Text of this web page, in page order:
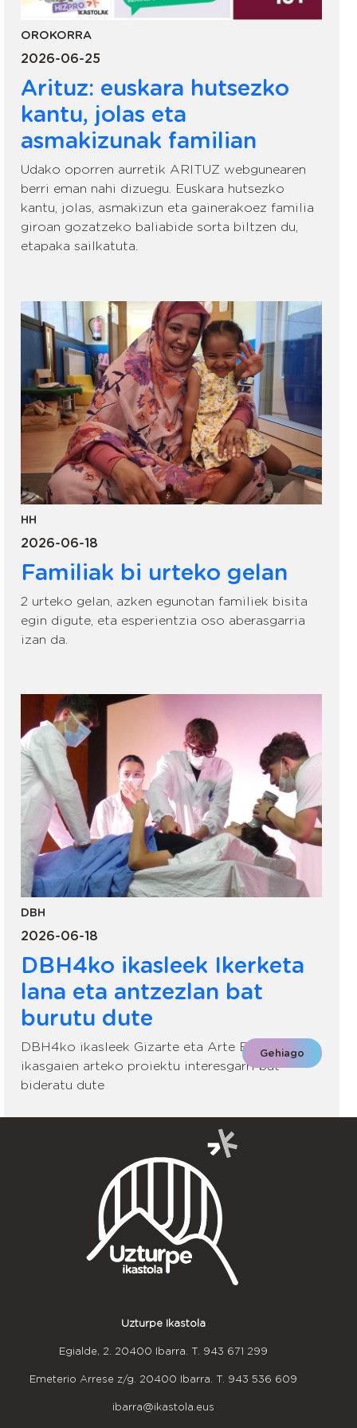
OROKORRA
2026-06-25
Arituz: euskara hutsezko
kantu, jolas eta
asmakizunak familian
Udako oporren aurretik ARITUZ webgunearen
berri eman nahi dizuegu. Euskara hutsezko
kantu, jolas, asmakizun eta gainerakoez familia
giroan gozatzeko baliabide sorta biltzen du,
etapaka sailkatuta.
HH
2026-06-18
Familiak bi urteko gelan
2 urteko gelan, azken egunotan familiek bisita
egin digute, eta esperientzia oso aberasgarria
izan da.
DBH
2026-06-18
DBH4ko ikasleek Ikerketa
lana eta antzezlan bat
burutu dute
DBH4ko ikasleek Gizarte eta Arte Eszenikoko
ikasgaien arteko proiektu interesgarri bat
bideratu dute
Gehiago
Uzturpe Ikastola
Egialde, 2. 20400 Ibarra. T. 943 671 299
Emeterio Arrese z/g. 20400 Ibarra. T. 943 536 609
ibarra@ikastola.eus